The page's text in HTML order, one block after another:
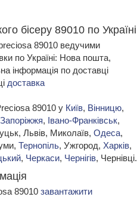
бісеру 89010 по Україні
89010 ведучими
по Україні: Нова пошта,
інформація по доставці
доставка
89010 у Київ, Вінницю,
Запоріжжя, Івано-Франківськ,
Львів, Миколаїв, Одеса,
Тернопіль, Ужгород, Харків,
, Черкаси, Чернігів, Чернівці.
89010 завантажити